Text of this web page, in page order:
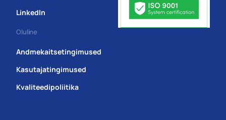
LinkedIn
Oluline
Andmekaitsetingimused
Kasutajatingimused
Kvaliteedipoliitika